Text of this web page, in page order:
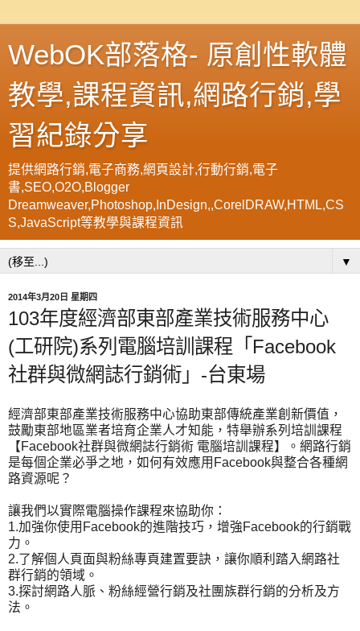
WebOK部落格- 原創性軟體
教學,課程資訊,網路行銷,學
習紀錄分享
提供網路行銷,電子商務,網頁設計,行動行銷,電子
書,SEO,O2O,Blogger
Dreamweaver,Photoshop,InDesign,,CorelDRAW,HTML,CS
S,JavaScript等教學與課程資訊
▼
2014年3月20日 星期四
103年度經濟部東部產業技術服務中心
(工研院)系列電腦培訓課程「Facebook
社群與微網誌行銷術」-台東場
經濟部東部產業技術服務中心協助東部傳統產業創新價值，
鼓勵東部地區業者培育企業人才知能，特舉辦系列培訓課程
【Facebook社群與微網誌行銷術 電腦培訓課程】。網路行銷
是每個企業必爭之地，如何有效應用Facebook與整合各種網
路資源呢？
讓我們以實際電腦操作課程來協助你：
1.加強你使用Facebook的進階技巧，增強Facebook的行銷戰
力。
2.了解個人頁面與粉絲專頁建置要訣，讓你順利踏入網路社
群行銷的領域。
3.探討網路人脈、粉絲經營行銷及社團族群行銷的分析及方
法。